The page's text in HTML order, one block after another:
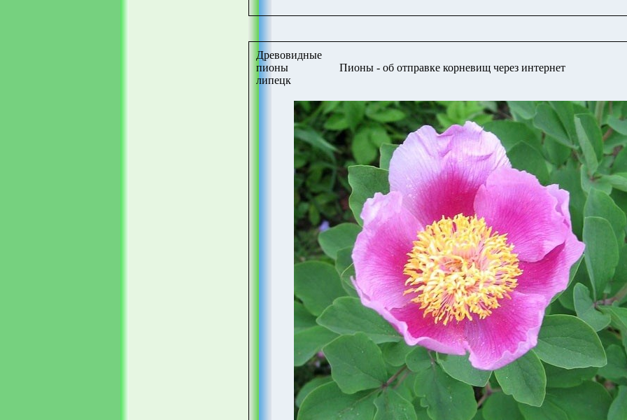
Древовидные
пионы
липецк
Пионы - об отправке корневищ через интернет